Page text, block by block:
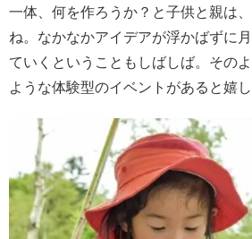
一体、何を作ろうか？と子供と親は
ね。なかなかアイデアが浮かばずに
ていくということもしばしば。その
ような体験型のイベントがあると嬉し